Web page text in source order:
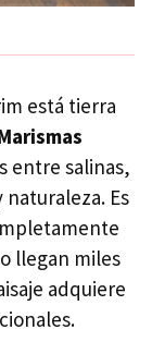
está tierra
entre salinas,
Es
llegan miles
adquiere